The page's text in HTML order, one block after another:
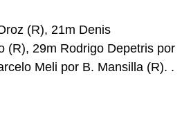
(R), 21m Denis
(R), 29m Rodrigo Depetris por
Meli por B. Mansilla (R). .